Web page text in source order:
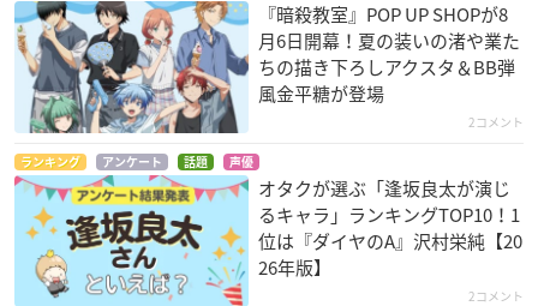
『暗殺教室』POP UP SHOPが8
月6日開幕！夏の装いの渚や業た
ちの描き下ろしアクスタ＆BB弾
風金平糖が登場
2コメント
ランキング アンケート 話題 声優
オタクが選ぶ「逢坂良太が演じ
るキャラ」ランキングTOP10！1
位は『ダイヤのA』沢村栄純【20
26年版】
2コメント